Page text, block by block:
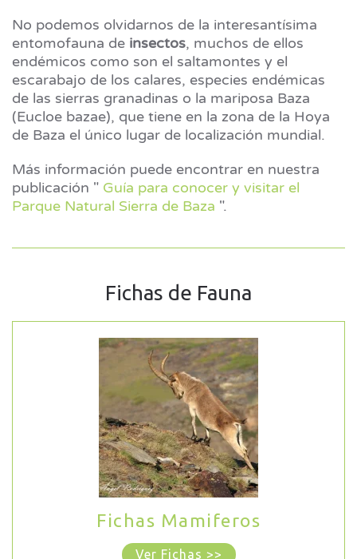
No podemos olvidarnos de la interesantísima
entomofauna de insectos, muchos de ellos
endémicos como son el saltamontes y el
escarabajo de los calares, especies endémicas
de las sierras granadinas o la mariposa Baza
(Eucloe bazae), que tiene en la zona de la Hoya
de Baza el único lugar de localización mundial.
Más información puede encontrar en nuestra
publicación " Guía para conocer y visitar el
Parque Natural Sierra de Baza ".
Fichas de Fauna
Fichas Mamiferos
Ver Fichas >>